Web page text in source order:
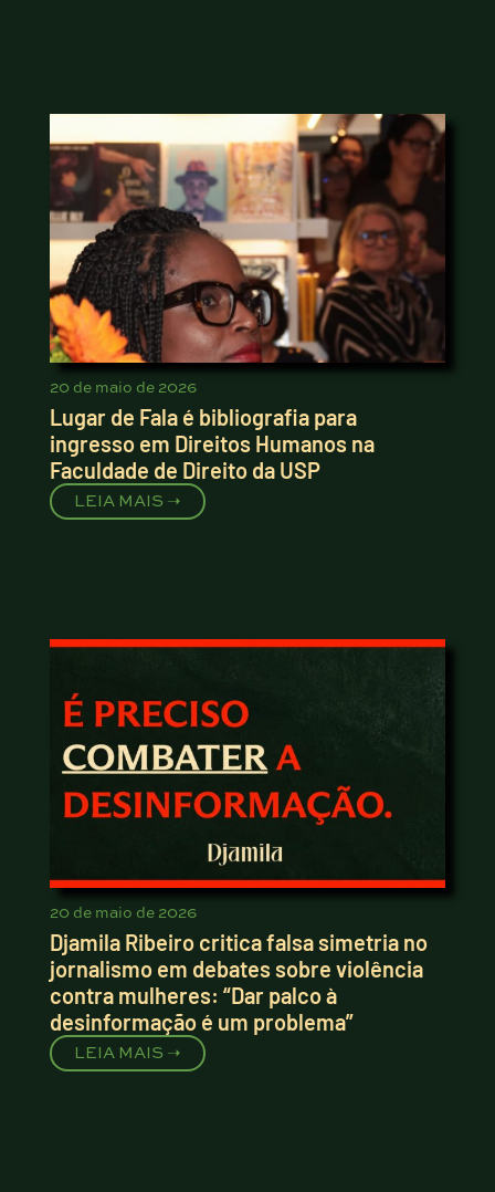
20 de maio de 2026
Lugar de Fala é bibliografia para
ingresso em Direitos Humanos na
Faculdade de Direito da USP
LEIA MAIS ➝
20 de maio de 2026
Djamila Ribeiro critica falsa simetria no
jornalismo em debates sobre violência
contra mulheres: “Dar palco à
desinformação é um problema”
LEIA MAIS ➝